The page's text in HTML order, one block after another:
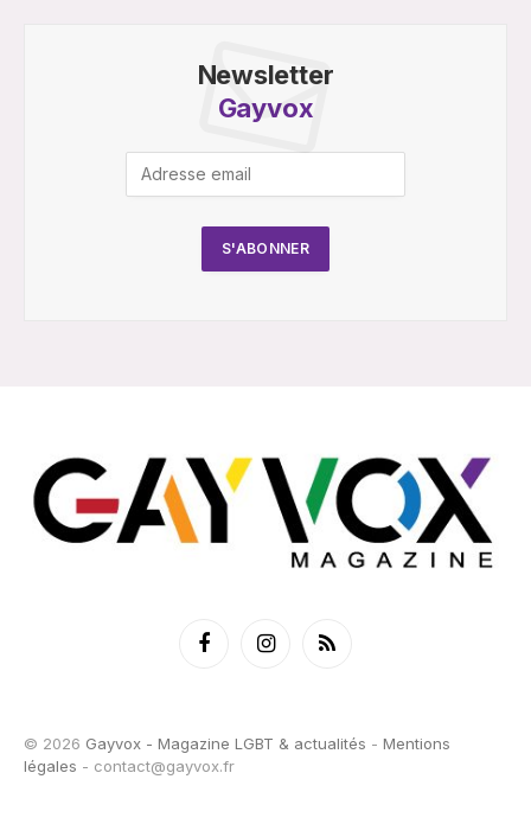
Newsletter
Gayvox
FacebookInstagramRSS
© 2026 Gayvox - Magazine LGBT & actualités - Mentions
légales - contact@gayvox.fr